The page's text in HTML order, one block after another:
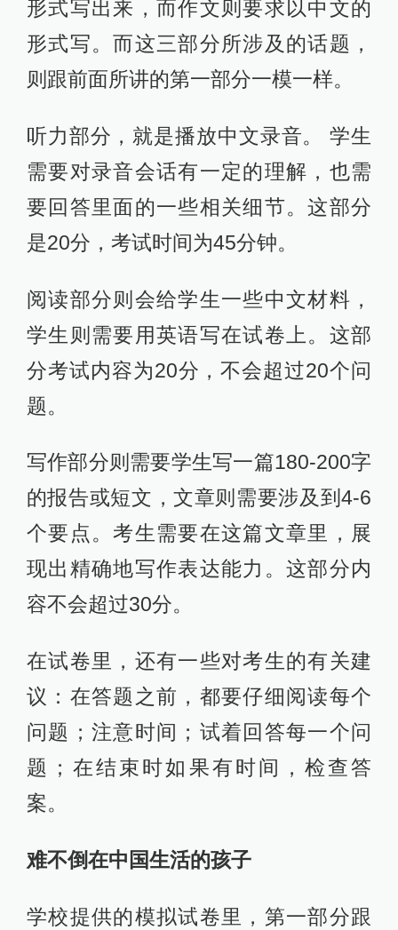
形式写出来，而作文则要求以中文的
形式写。而这三部分所涉及的话题，
则跟前面所讲的第一部分一模一样。
听力部分，就是播放中文录音。 学生
需要对录音会话有一定的理解，也需
要回答里面的一些相关细节。这部分
是20分，考试时间为45分钟。
阅读部分则会给学生一些中文材料，
学生则需要用英语写在试卷上。这部
分考试内容为20分，不会超过20个问
题。
写作部分则需要学生写一篇180-200字
的报告或短文，文章则需要涉及到4-6
个要点。考生需要在这篇文章里，展
现出精确地写作表达能力。这部分内
容不会超过30分。
在试卷里，还有一些对考生的有关建
议：在答题之前，都要仔细阅读每个
问题；注意时间；试着回答每一个问
题；在结束时如果有时间，检查答
案。
难不倒在中国生活的孩子
学校提供的模拟试卷里，第一部分跟